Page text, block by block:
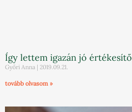
Így lettem igazán jó értékesítő
Győri Anna 2019.09.21.
tovább olvasom »